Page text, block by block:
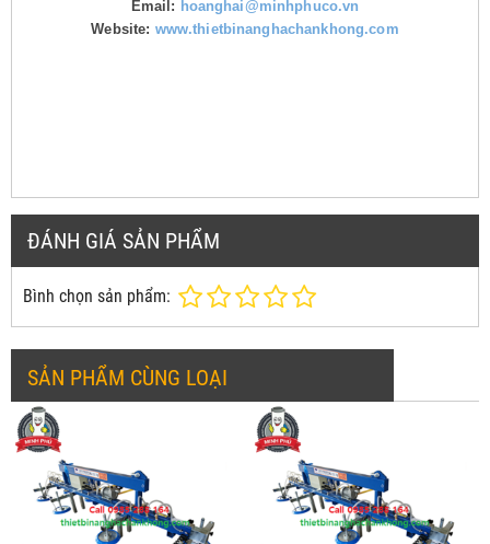
Email: hoanghai@minhphuco.vn
Website: www.thietbinanghachankhong.com
ĐÁNH GIÁ SẢN PHẨM
Bình chọn sản phẩm:
SẢN PHẨM CÙNG LOẠI